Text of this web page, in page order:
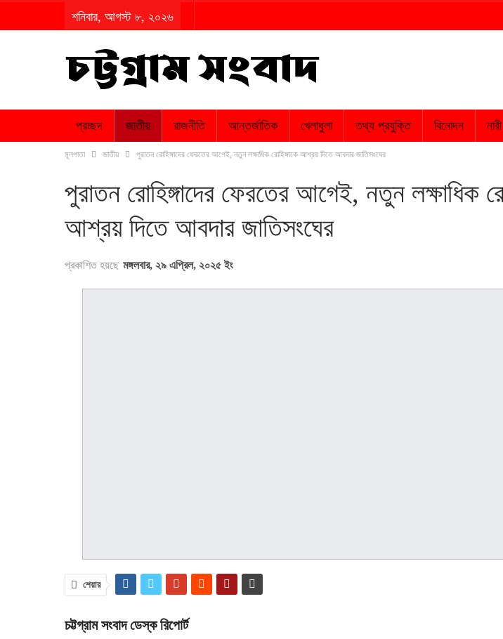
শনিবার, আগস্ট ৮, ২০২৬
প্রচ্ছদ জাতীয় রাজনীতি আন্তর্জাতিক খেলাধুলা তথ্য প্রযুক্তি বিনোদন
মূলপাতা জাতীয় পুরাতন রোহিঙ্গাদের ফেরতের আগেই, নতুন লক্ষাধিক রোহিঙ্গাকে আশ্রয় দিতে আবদার জাতিসংঘের
পুরাতন রোহিঙ্গাদের ফেরতের আগেই, নতুন লক্ষাধিক
আশ্রয় দিতে আবদার জাতিসংঘের
প্রকাশিত হয়ছে মঙ্গলবার, ২৯ এপ্রিল, ২০২৫ ইং
শেয়ার
চট্টগ্রাম সংবাদ ডেস্ক রিপোর্ট